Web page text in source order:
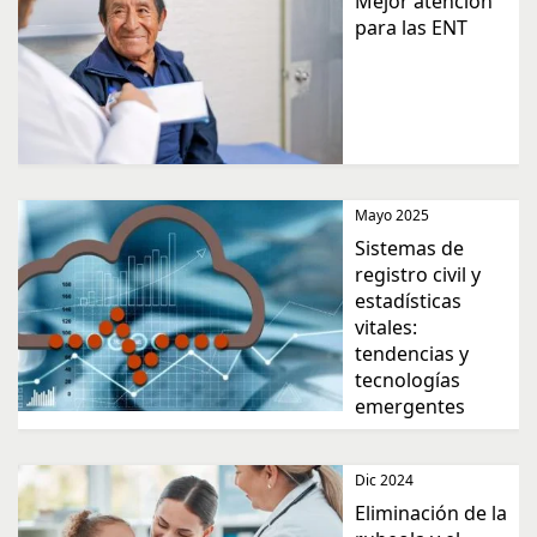
para las ENT
Mayo 2025
Sistemas de
registro civil y
estadísticas
vitales:
tendencias y
tecnologías
emergentes
Dic 2024
Eliminación de la